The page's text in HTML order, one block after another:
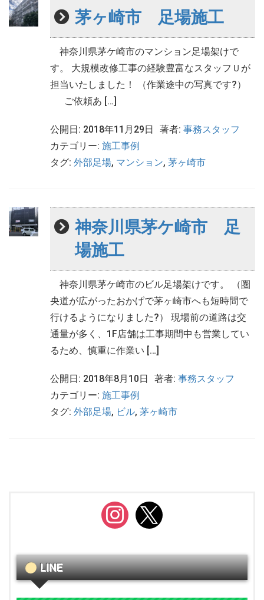
茅ヶ崎市 足場施工
神奈川県茅ケ崎市のマンション足場架けで
す。 大規模改修工事の経験豊富なスタッフＵが
担当いたしました！ （作業途中の写真です?）
ご依頼あ […]
公開日: 2018年11月29日 著者: 事務スタッフ
カテゴリー: 施工事例
タグ: 外部足場, マンション, 茅ヶ崎市
神奈川県茅ケ崎市 足
場施工
神奈川県茅ケ崎市のビル足場架けです。 （圏
央道が広がったおかげで茅ヶ崎市へも短時間で
行けるようになりました?） 現場前の道路は交
通量が多く、1F店舗は工事期間中も営業してい
るため、慎重に作業い […]
公開日: 2018年8月10日 著者: 事務スタッフ
カテゴリー: 施工事例
タグ: 外部足場, ビル, 茅ヶ崎市
instagram
x
LINE